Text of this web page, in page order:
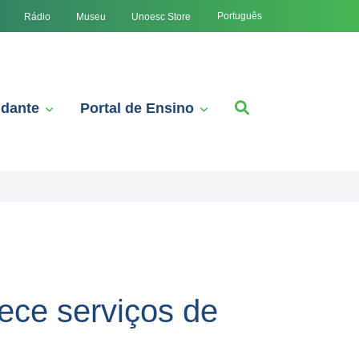
Rádio Museu Unoesc Store Português
Portal de Ensino
serviços de